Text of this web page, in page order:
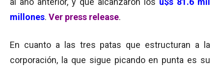
millones. Ver press release.
En cuanto a las tres patas que estructuran a la
corporación, la que sigue picando en punta es su